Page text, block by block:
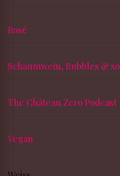
Rosé
Schaumwein, Bubbles & so
The Château Zero Podcast
Vegan